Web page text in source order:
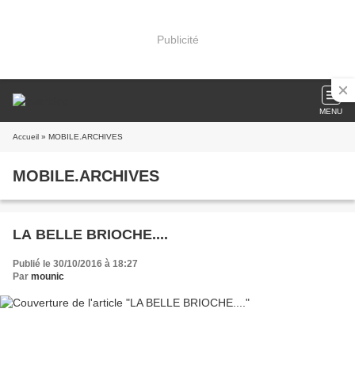
Publicité
MENU
Accueil » MOBILE.ARCHIVES
MOBILE.ARCHIVES
LA BELLE BRIOCHE....
Publié le 30/10/2016 à 18:27
Par mounic